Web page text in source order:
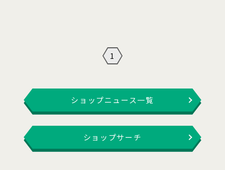
1
ショップニュース一覧
ショップサーチ